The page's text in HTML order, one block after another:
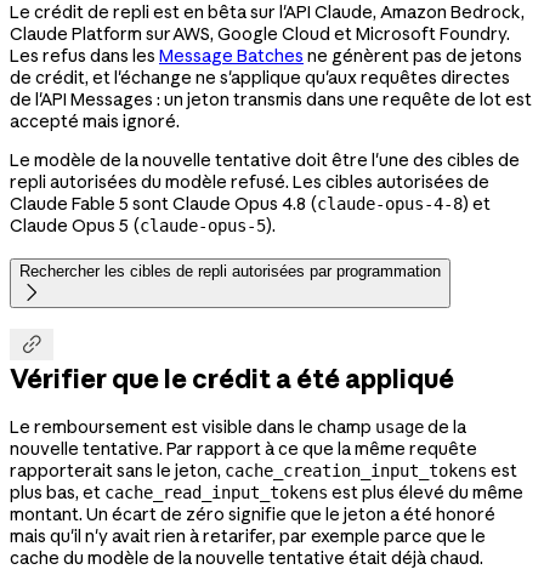
Le crédit de repli est en bêta sur l'API Claude, Amazon Bedrock,
Claude Platform sur AWS, Google Cloud et Microsoft Foundry.
Les refus dans les Message Batches ne génèrent pas de jetons
de crédit, et l'échange ne s'applique qu'aux requêtes directes
de l'API Messages : un jeton transmis dans une requête de lot est
accepté mais ignoré.
Le modèle de la nouvelle tentative doit être l'une des cibles de
repli autorisées du modèle refusé. Les cibles autorisées de
Claude Fable 5 sont Claude Opus 4.8 (claude-opus-4-8) et
Claude Opus 5 (claude-opus-5).
Rechercher les cibles de repli autorisées par programmation


Vérifier que le crédit a été appliqué
Le remboursement est visible dans le champ usagede la
nouvelle tentative. Par rapport à ce que la même requête
rapporterait sans le jeton, cache_creation_input_tokens est
plus bas, et cache_read_input_tokens est plus élevé du même
montant. Un écart de zéro signifie que le jeton a été honoré
mais qu'il n'y avait rien à retarifer, par exemple parce que le
cache du modèle de la nouvelle tentative était déjà chaud.